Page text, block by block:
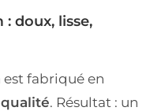
doux, lisse,
fabriqué en
. Résultat : un